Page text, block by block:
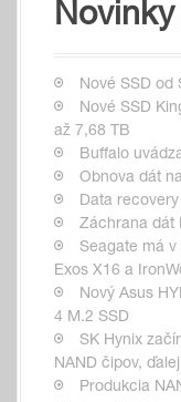
Novinky
Nové SSD od
Nové SSD
až 7,68 TB
Buffalo
Obnova dát
Data
Záchrana dát
Seagate má v
Exos X16 a
Nový Asus
4 M.2 SSD
SK Hynix
NAND čipov,
Produkcia